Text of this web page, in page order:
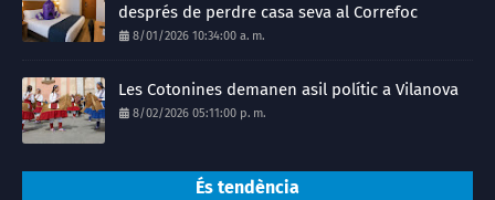
després de perdre casa seva al Correfoc
8/01/2026 10:34:00 a. m.
Les Cotonines demanen asil polític a Vilanova
8/02/2026 05:11:00 p. m.
És tendència